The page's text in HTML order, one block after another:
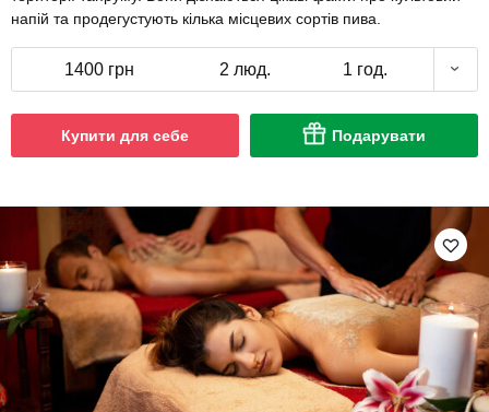
напій та продегустують кілька місцевих сортів пива.
1400 грн 2 люд. 1 год.
Купити для себе Подарувати